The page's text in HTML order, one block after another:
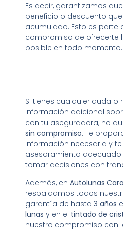
Es decir, garantizamos
beneficio o descuento
acumulado. Esto es parte
compromiso de ofrecerte
posible en todo momento.
Si tienes cualquier duda o
información adicional
con tu aseguradora, no
sin compromiso. Te
información necesaria y
asesoramiento
tomar decisiones con
Además, en Autolunas
respaldamos todos
garantía de hasta 3 años
lunas y en el tintado de
nuestro compromiso con